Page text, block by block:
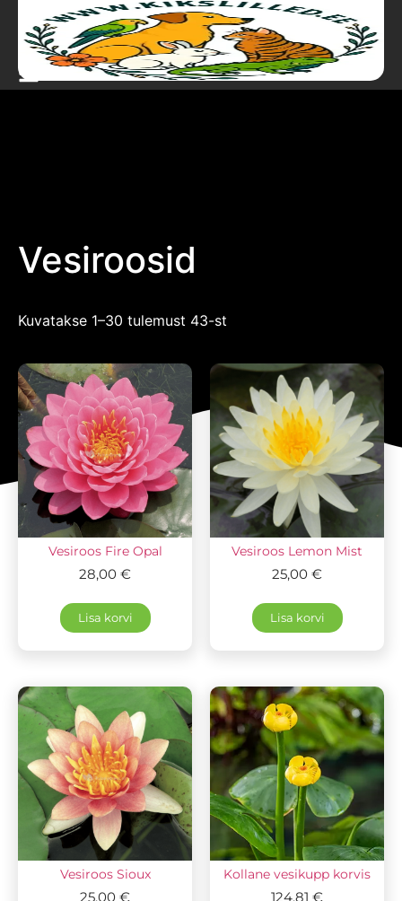
Vesiroosid
Kuvatakse 1–30 tulemust 43-st
Vesiroos Fire Opal
28,00 €
Lisa korvi
Vesiroos Lemon Mist
25,00 €
Lisa korvi
Vesiroos Sioux
25,00 €
Kollane vesikupp korvis
124,81 €